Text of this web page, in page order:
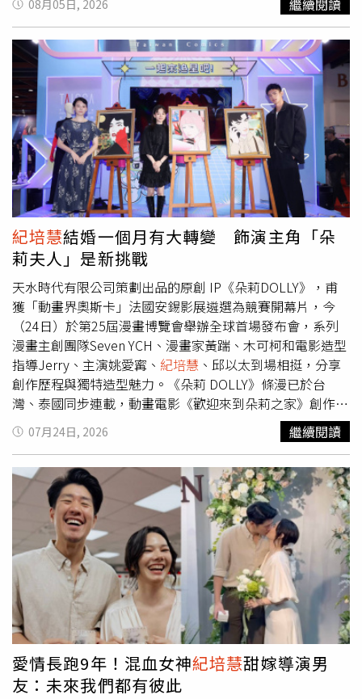
視新聞、紀錄片、節目、戲劇的下半年製播受到嚴重影響，
「有心做節目卻無預算可執行，而明年恐更加悲觀！」連俞
涵8月1日於Threads貼出公視連署書的連結，並表示「一起
守護公視美好的作品和創作」。貼文曝光後，許多網友便在
底下留言「已連署！謝謝仙女跟公視站在一起」、「已連
署！幫觸及！挺公視」、「救救公視、小公視和其他跟公視
相關的頻道！它們都有很優質的節目」、「留友一起救公
視」。（圖／擷取自Threads）而在8月3日，柯佳嬿也在
Instagram限時動態轉發公視連署書，並寫下「在公視總能
看到優質的好戲與節目，許多創作者的第一步也是由這裡開
始的，做為一個演員與觀眾，希望公視長長久久。」（圖／
擷取自Threads）消息曝光後，不少鄉民紛紛大讚，「謝謝
柯佳嬿！還我優質公視」、「柯佳嬿真的是演戲好看人美又
心善」、「感謝柯佳嬿支持公視！希望有越來越多人出來說
公道話」、「一早看到這個突然覺得有點感動」、「真的謝
謝柯佳嬿！我們一起連署救公視，只有2個選項要填，30秒
而已」。除此之外，也有多位藝人為此發聲，包括林予晞、
石知田、李杏、王榆萱、李沐、李雪、余佩真、姚愛寗、曾
珮瑜、黃迪揚、夏騰宏、陳竹昇、林雨宣、潘綱大、莊凱
勛、紀培慧、方宥心、高英軒、林暉閔、黃冠智、趙自強、
王渝屏、吳翰林、邵大倫等藝人。
08月05日, 2026 繼續閱讀
紀培慧結婚一個月有大轉變 飾演主角「朵
莉夫人」是新挑戰
天水時代有限公司策劃出品的原創 IP《朵莉DOLLY》，甫
獲「動畫界奧斯卡」法國安錫影展遴選為競賽開幕片，今
（24日）於第25屆漫畫博覽會舉辦全球首場發布會，系列
漫畫主創團隊Seven YCH、漫畫家黃踹、木可柯和電影造型
指導Jerry、主演姚愛寗、 紀培慧 、邱以太到場相挺，分享
創作歷程與獨特造型魅力。《朵莉 DOLLY》條漫已於台
灣、泰國同步連載，動畫電影《歡迎來到朵莉之家》創作團
隊希望透過本次IP發布會，展現台灣原創IP跨足多元內容領
域、邁向國際的軟實力。動畫電影《歡迎來到朵莉之家》身
兼演出與配音的三位主角紀培慧（左起）、邱以太、姚愛
寗。（圖／天水時代有限公司提供）原創 Seven YCH以《太
平廣記》為靈感， 塑造出千年巫女「朵莉DOLLY」橫跨兩
千年的暗黑詩意巨河故事，朵莉在漫長的生命中，和飛天妖
耶利飛天、神僧菩因、以及三神使和魑魅等，捲入一樁樁恐
怖事件，體會人性情感後，開始追尋並找到真正自我。系列
條漫集結黃踹、木可柯、Tei、阿德、禹、小之等多元世代
漫畫家，呈現精彩鬥法場面、華麗咒術、細膩角色互動、以
及饒富深意的敘事脈絡，去年底開始於台灣 CCC 追漫台及
泰國 WeComics 同步連載更新，第一季結束時，在台泰兩
地都寫下瀏覽佳績。除了IP系列條漫，天水時代授權深空天
體有限公司製作與出品動畫電影《歡迎來到朵莉之家》，為
台灣第一部採用真人轉描與全2D手繪技術的動畫長片，今
07月24日, 2026 繼續閱讀
愛情長跑9年！混血女神紀培慧甜嫁導演男
友：未來我們都有彼此